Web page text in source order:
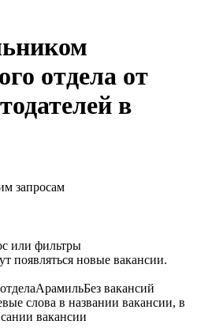
отдела от
в
запросам
или фильтры
появляться новые вакансии.
АрамильБез вакансий
слова в названии вакансии, в
вакансии